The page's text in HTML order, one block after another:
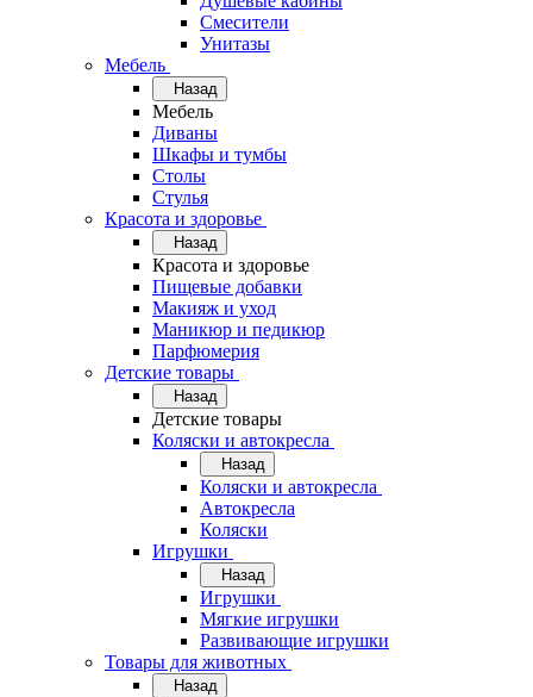
Смесители
Унитазы
Мебель
Назад
Мебель
Диваны
Шкафы и тумбы
Столы
Стулья
Красота и здоровье
Назад
Красота и здоровье
Пищевые добавки
Макияж и уход
Маникюр и педикюр
Парфюмерия
Детские товары
Назад
Детские товары
Коляски и автокресла
Назад
Коляски и автокресла
Автокресла
Коляски
Игрушки
Назад
Игрушки
Мягкие игрушки
Развивающие игрушки
Товары для животных
Назад